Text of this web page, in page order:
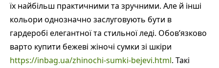
їх найбільш практичними та зручними. Але й інші
кольори однозначно заслуговують бути в
гардеробі елегантної та стильної леді. Обов’язково
варто купити бежеві жіночі сумки зі шкіри
https://inbag.ua/zhinochi-sumki-bejevi.html. Такі